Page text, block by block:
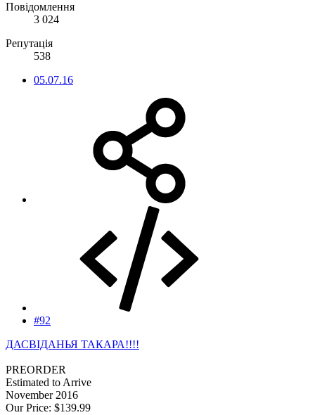
Повідомлення
3 024
Репутація
538
05.07.16
#92
ДАСВІДАНЬЯ ТАКАРА!!!!
PREORDER
Estimated to Arrive
November 2016
Our Price: $139.99